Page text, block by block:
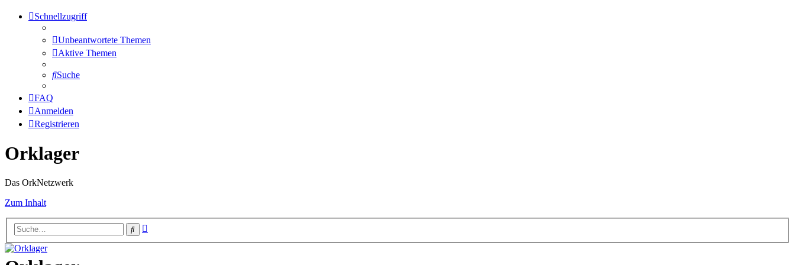
Schnellzugriff
Unbeantwortete Themen
Aktive Themen
Suche
FAQ
Anmelden
Registrieren
Orklager
Das OrkNetzwerk
Zum Inhalt
Suche